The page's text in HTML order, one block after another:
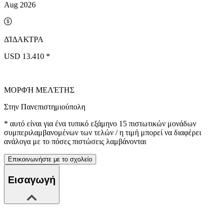
Aug 2026
ΔΊΔΑΚΤΡΑ
USD 13.410 *
ΜΟΡΦΉ ΜΕΛΈΤΗΣ
Στην Πανεπιστημιούπολη
* αυτό είναι για ένα τυπικό εξάμηνο 15 πιστωτικών μονάδων
συμπεριλαμβανομένων των τελών / η τιμή μπορεί να διαφέρει
ανάλογα με το πόσες πιστώσεις λαμβάνονται
Επικοινωνήστε με το σχολείο
Εισαγωγή